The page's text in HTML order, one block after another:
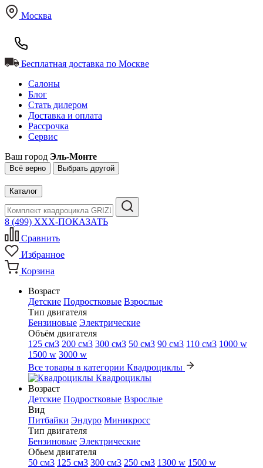
Москва
Бесплатная доставка по Москве
Салоны
Блог
Стать дилером
Доставка и оплата
Рассрочка
Сервис
Ваш город Эль-Монте
Всё верно Выбрать другой
Каталог
8 (499) XXX-ПОКАЗАТЬ
Сравнить
Избранное
Корзина
Возраст
Детские Подростковые Взрослые
Тип двигателя
Бензиновые Электрические
Объём двигателя
125 см3 200 см3 300 см3 50 см3 90 см3 110 см3 1000 w
1500 w 3000 w
Все товары в категории Квадроциклы
Квадроциклы
Возраст
Детские Подростковые Взрослые
Вид
Питбайки Эндуро Миникросс
Тип двигателя
Бензиновые Электрические
Обьем двигателя
50 см3 125 см3 300 см3 250 см3 1300 w 1500 w